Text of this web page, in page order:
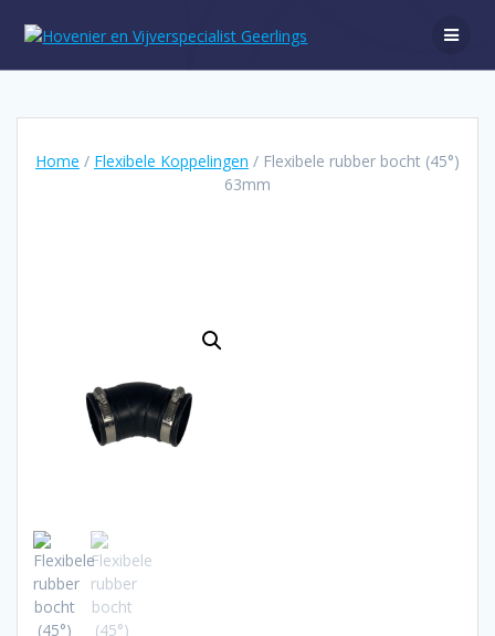
naar
Home / Flexibele Koppelingen / Flexibele rubber bocht (45°)
63mm